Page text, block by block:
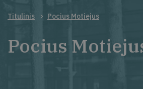
Titulinis Pocius Motiejus
Pocius